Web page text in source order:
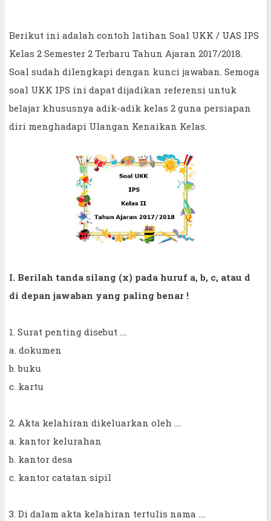
Berikut ini adalah contoh latihan Soal UKK / UAS IPS
Kelas 2 Semester 2 Terbaru Tahun Ajaran 2017/2018.
Soal sudah dilengkapi dengan kunci jawaban. Semoga
soal UKK IPS ini dapat dijadikan referensi untuk
belajar khususnya adik-adik kelas 2 guna persiapan
diri menghadapi Ulangan Kenaikan Kelas.
I. Berilah tanda silang (x) pada huruf a, b, c, atau d
di depan jawaban yang paling benar !
1. Surat penting disebut ....
a. dokumen
b. buku
c. kartu
2. Akta kelahiran dikeluarkan oleh ....
a. kantor kelurahan
b. kantor desa
c. kantor catatan sipil
3. Di dalam akta kelahiran tertulis nama ....